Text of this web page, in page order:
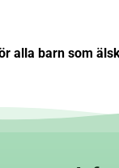
alla barn som